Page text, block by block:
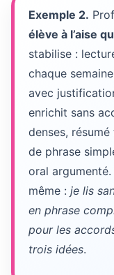
Exemple 2.
élève à l’aise
stabilise :
chaque
avec
enrichit sans
denses,
de phrase
oral
même : je lis
en phrase
pour les
trois idées.